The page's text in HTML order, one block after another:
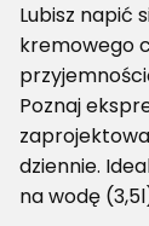
Lubisz napić
kremowego
Poznaj
dziennie.
na wodę